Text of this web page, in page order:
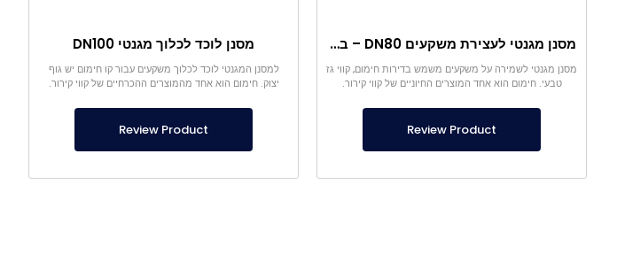
מסנן מגנטי לעצירת משקעים DN80 – בית יציקה
מסנן מגנטי לשמירה על משקעים משמש בדירות חימום, קווי גז
טבעי. חימום הוא אחד המוצרים החיוניים של קווי קירור.
Review Product
מסנן לוכד לכלוך מגנטי DN100
למסנן המגנטי לוכד לכלוך משקעים עבור קו חימום יש גוף
יצוק. חימום הוא אחד מהמוצרים ההכרחיים של קווי קירור.
Review Product